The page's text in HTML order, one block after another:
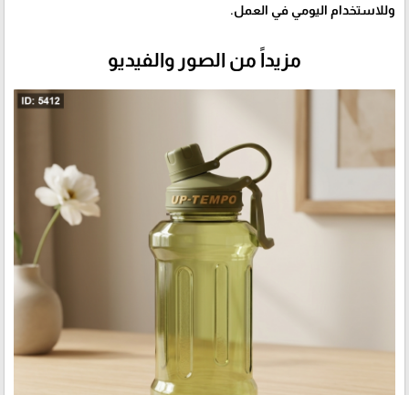
وللاستخدام اليومي في العمل.
مزيداً من الصور والفيديو